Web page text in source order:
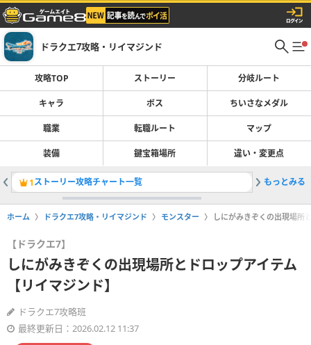
ドラクエ7攻略・リイマジンド
攻略TOP ストーリー 分岐ルート
キャラ ボス ちいさなメダル
職業 転職ルート マップ
装備 鍵宝箱場所 違い・変更点
1ストーリー攻略チャート一覧 2転職ル
もっとみる
ホーム ドラクエ7攻略・リイマジンド モンスター しにがみきぞくの出現場所
【ドラクエ7】
しにがみきぞくの出現場所とドロップアイテム
【リイマジンド】
ドラクエ7攻略班
最終更新日：2026.02.12 11:37